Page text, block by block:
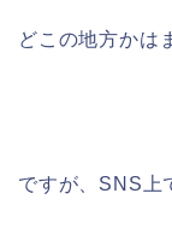
どこの地方かは
ですが、SNS上